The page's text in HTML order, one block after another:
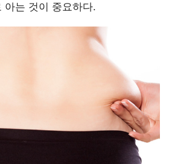
아는 것이 중요하다.